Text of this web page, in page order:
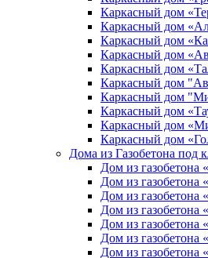
Каркасный дом
Каркасный дом
Каркасный дом
Каркасный дом
Каркасный дом
Каркасный дом
Каркасный дом
Каркасный дом
Каркасный дом
Каркасный дом
Дома из Газобетона под
Дом из газобетона
Дом из газобетона
Дом из газобетона
Дом из газобетона
Дом из газобетона
Дом из газобетона
Дом из газобетона